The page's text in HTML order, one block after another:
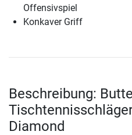
Offensivspiel
Konkaver Griff
Beschreibung:
Diamond